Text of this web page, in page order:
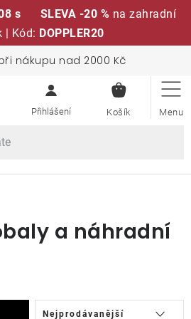
s SLEVA -20 % na zahradní
| Kód: DOPPLER20
nákupu nad 2000 Kč
KOŠÍK
a náhradní
ŘNejprodávanější